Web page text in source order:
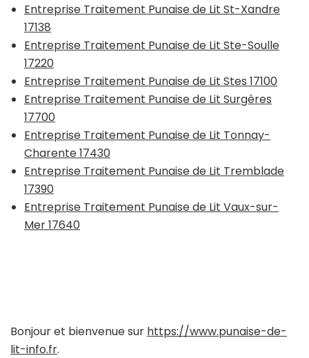
Entreprise Traitement Punaise de Lit St-Xandre
17138
Entreprise Traitement Punaise de Lit Ste-Soulle
17220
Entreprise Traitement Punaise de Lit Stes 17100
Entreprise Traitement Punaise de Lit Surgères
17700
Entreprise Traitement Punaise de Lit Tonnay-
Charente 17430
Entreprise Traitement Punaise de Lit Tremblade
17390
Entreprise Traitement Punaise de Lit Vaux-sur-
Mer 17640
Bonjour et bienvenue sur https://www.punaise-de-
lit-info.fr.